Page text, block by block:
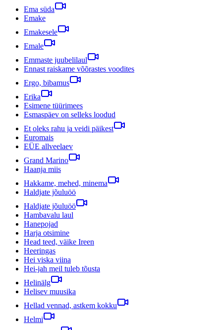
Ema süda
Emake
Emakesele
Emale
Emmaste juubelilaul
Ennast raiskame võõrastes voodites
Ergo, bibamus
Erika
Esimene tüürimees
Esmaspäev on selleks loodud
Et oleks rahu ja veidi päikest
Euromais
EÜE allveelaev
Grand Marino
Haanja miis
Hakkame, mehed, minema
Haldjate jõuluöö
Haldjate jõuluöö
Hambavalu laul
Hanepojad
Harja otsimine
Head teed, väike Ireen
Heeringas
Hei viska viina
Hei-jah meil tuleb tõusta
Helinälg
Helisev muusika
Hellad vennad, astkem kokku
Helmi